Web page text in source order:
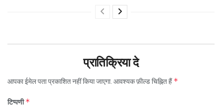
प्रातिक्रिया दे
आपका ईमेल पता प्रकाशित नहीं किया जाएगा. आवश्यक फ़ील्ड चिह्नित हैं*
टिप्पणी*